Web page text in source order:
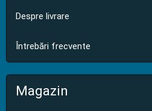
Despre livrare
Întrebări frecvente
Magazin